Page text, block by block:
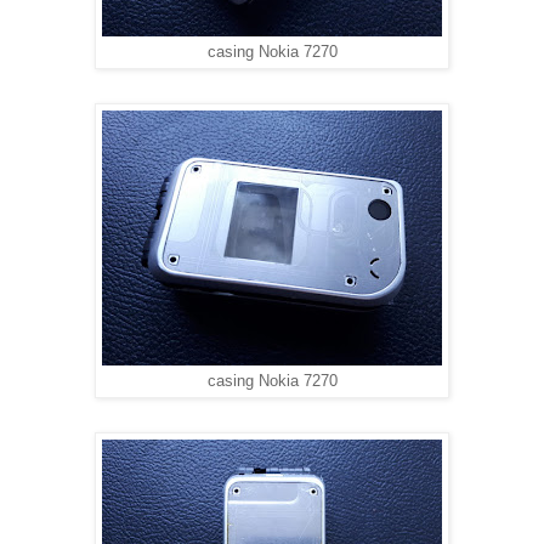
casing Nokia 7270
casing Nokia 7270